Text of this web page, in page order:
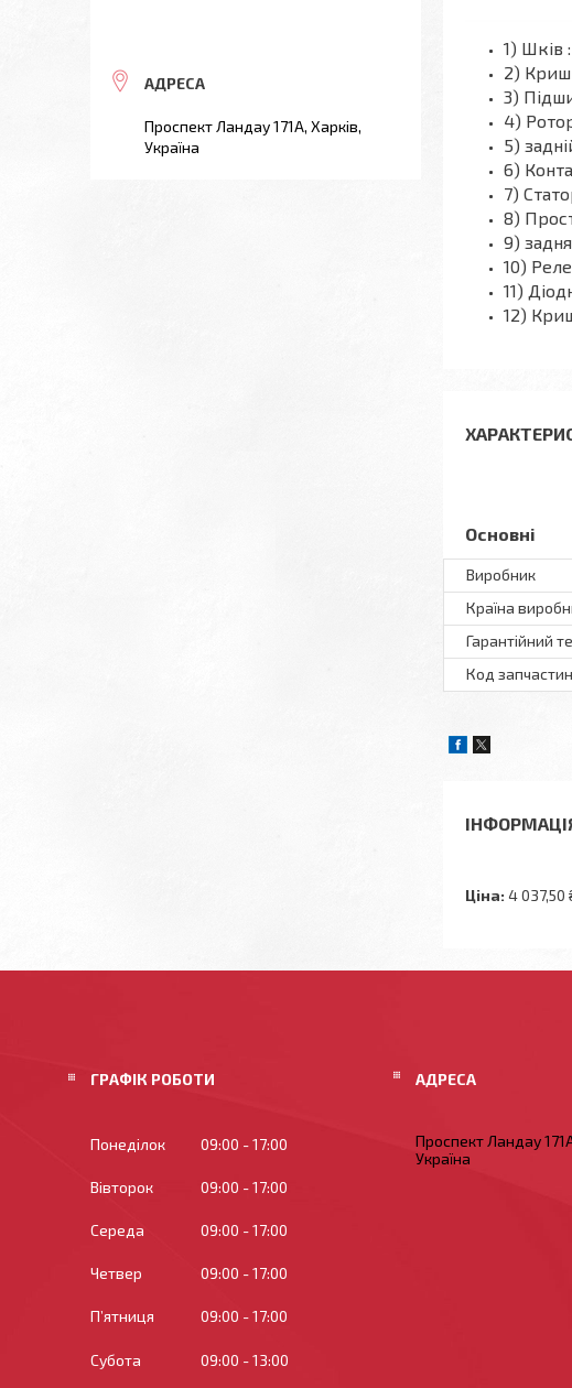
1) Шків :
2)
3)
4)
5)
6)
7)
8)
9)
10)
11)
12)
Основні
Виробник
Країна
Гарантійний
Код
Ціна: 4 037,50
Проспект Ландау 171А, Харків,
Україна
ГРАФІК РОБОТИ
Понеділок 09:00 17:00
Вівторок 09:00 17:00
Середа 09:00 17:00
Четвер 09:00 17:00
Пʼятниця 09:00 17:00
Субота 09:00 13:00
Проспект Ландау
Україна